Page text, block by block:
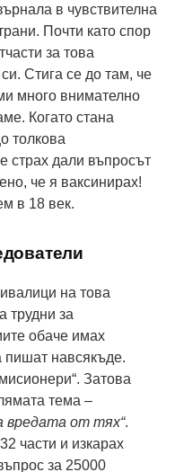
в чувствителна
Почти като спор
за това
Стига се до там, че
много внимателно
Когато стана
толкова
страх дали въпросът
че я ваксинирах!
в 18 век.
на това
трудни за
обаче имах
пишат навсякъде.
Затова
тема –
вредата от тях“.
части и изкарах
за 25000